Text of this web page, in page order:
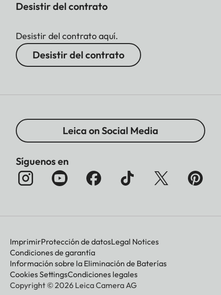
Desistir del contrato
Desistir del contrato aquí.
Desistir del contrato
Leica on Social Media
Síguenos en
ImprimirProtección de datosLegal Notices
Condiciones de garantía
Información sobre la Eliminación de Baterías
Cookies SettingsCondiciones legales
Copyright © 2026 Leica Camera AG